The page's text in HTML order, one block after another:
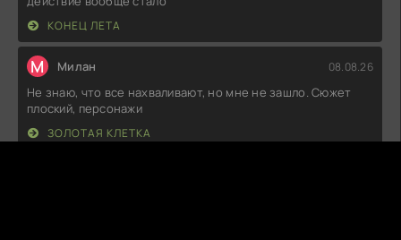
КОНЕЦ ЛЕТА
М Милан 08.08.26
Не знаю, что все нахваливают, но мне не зашло. Сюжет
плоский, персонажи
ЗОЛОТАЯ КЛЕТКА